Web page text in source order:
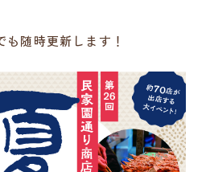
も随時更新します！